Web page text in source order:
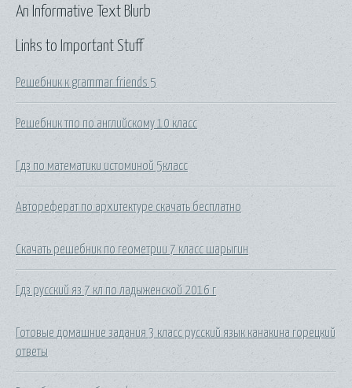
Links to Important Stuff
Решебник к grammar friends 5
Решебник тпо по английскому 10 класс
Гдз по математики истоминой 5класс
Автореферат по архитектуре скачать бесплатно
Скачать решебник по геометрии 7 класс шарыгин
Гдз русский яз 7 кл по ладыженской 2016 г
Готовые домашние задания 3 класс русский язык канакина горецкий
ответы
An Informative Text Blurb